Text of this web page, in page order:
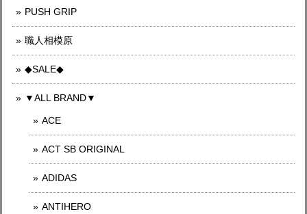
PUSH GRIP
職人相模原
◆SALE◆
▼ALL BRAND▼
ACE
ACT SB ORIGINAL
ADIDAS
ANTIHERO